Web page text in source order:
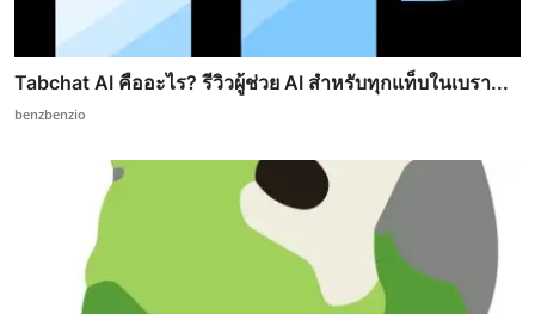
Tabchat AI คืออะไร? รีวิวผู้ช่วย AI สำหรับทุกแท็บในเบรา...
benzbenzio